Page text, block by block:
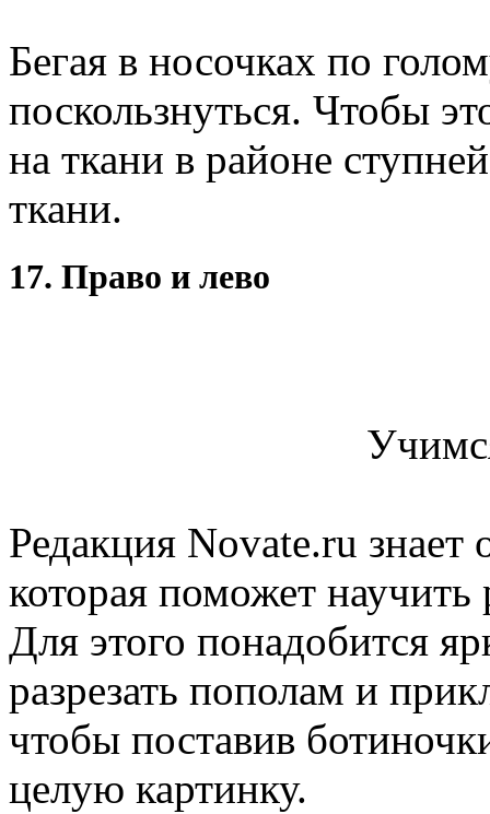
Бегая в носочках по
поскользнуться. Чтобы
на ткани в районе
ткани.
17. Право и лево
Редакция Novate.ru
которая поможет научить
Для этого понадобится
разрезать пополам и
чтобы поставив
целую картинку.